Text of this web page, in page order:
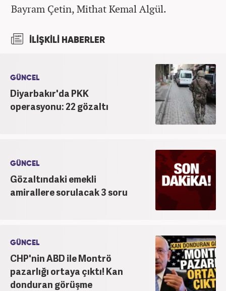
Bayram Çetin, Mithat Kemal Algül.
İLİŞKİLİ HABERLER
GÜNCEL
Diyarbakır'da PKK
operasyonu: 22 gözaltı
GÜNCEL
Gözaltındaki emekli
amirallere sorulacak 3 soru
GÜNCEL
CHP'nin ABD ile Montrö
pazarlığı ortaya çıktı! Kan
donduran görüşme